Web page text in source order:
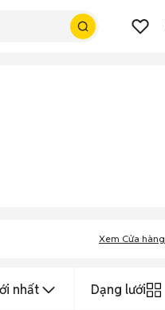
Xem Cửa hàng
nhất Dạng lưới